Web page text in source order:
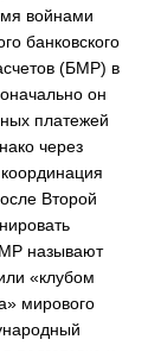
войнами
банковского
(БМР) в
он
платежей
через
Второй
называют
«клубом
мирового